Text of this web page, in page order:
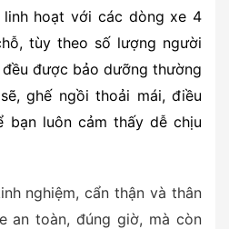
hoạt với các dòng xe 4
tùy theo số lượng người
được bảo dưỡng thường
ghế ngồi thoải mái, điều
bạn luôn cảm thấy dễ chịu
nghiệm, cẩn thận và thân
an toàn, đúng giờ, mà còn